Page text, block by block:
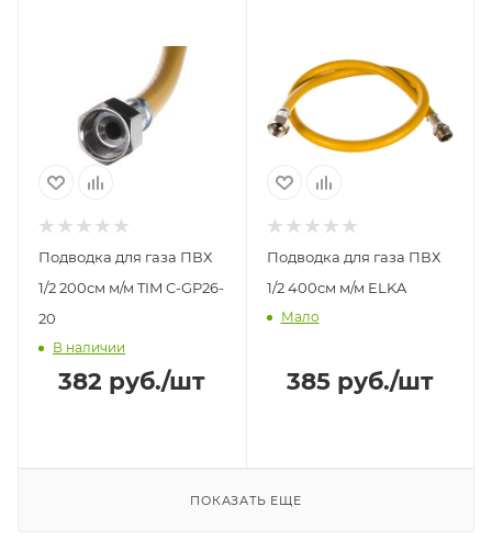
Подводка для газа ПВХ
1/2 200см м/м TIM C-GP26-
20
В наличии
382 руб./шт
Подводка для газа ПВХ
1/2 400см м/м ELKA
Мало
385руб./шт
ПОКАЗАТЬ ЕЩЕ